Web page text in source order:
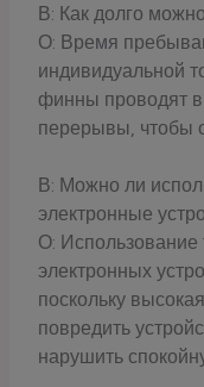
В: Как долго
О: Время
индивидуальной
финны проводят в
перерывы, чтобы
В: Можно ли
электронные
О: Использование
электронных
поскольку
повредить
нарушить